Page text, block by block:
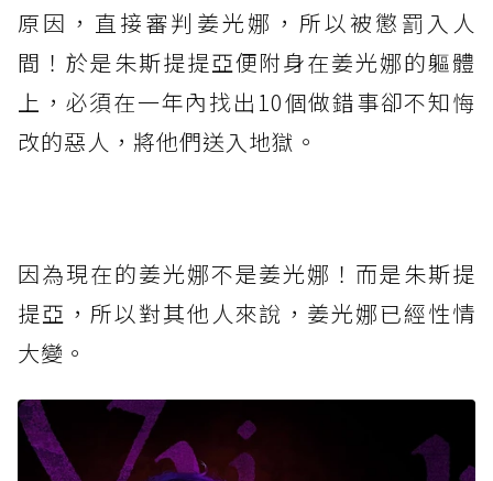
原因，直接審判姜光娜，所以被懲罰入人
間！於是朱斯提提亞便附身在姜光娜的軀體
上，必須在一年內找出10個做錯事卻不知悔
改的惡人，將他們送入地獄。
因為現在的姜光娜不是姜光娜！而是朱斯提
提亞，所以對其他人來說，姜光娜已經性情
大變。